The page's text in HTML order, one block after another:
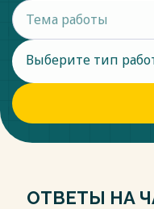
Выберите тип
ОТВЕТЫ НА